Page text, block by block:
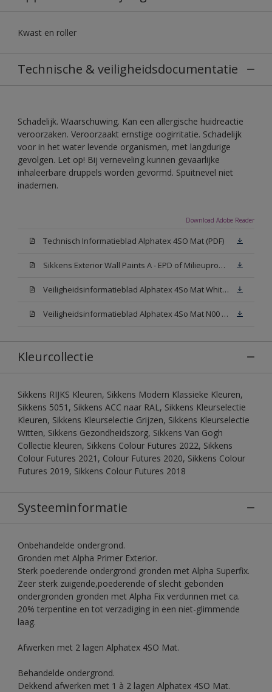
Kwast en roller
Technische & veiligheidsdocumentatie
Schadelijk. Waarschuwing. Kan een allergische huidreactie
veroorzaken. Veroorzaakt ernstige oogirritatie. Schadelijk
voor in het water levende organismen, met langdurige
gevolgen. Let op! Bij verneveling kunnen gevaarlijke
inhaleerbare druppels worden gevormd. Spuitnevel niet
inademen.
Download Adobe Reader
Technisch Informatieblad Alphatex 4SO Mat (PDF)
Sikkens Exterior Wall Paints A - EPD of Milieuproductverklaring
Veiligheidsinformatieblad Alphatex 4So Mat White W05 (MSDS)
Veiligheidsinformatieblad Alphatex 4So Mat N00 (MSDS)
Kleurcollectie
Sikkens RIJKS Kleuren, Sikkens Modern Klassieke Kleuren,
Sikkens 5051, Sikkens ACC naar RAL, Sikkens Kleurselectie
Kleuren, Sikkens Kleurselectie Grijzen, Sikkens Kleurselectie
Witten, Sikkens Gezondheidszorg, Sikkens Van Gogh
Collectie kleuren, Sikkens Colour Futures 2022, Sikkens
Colour Futures 2021, Colour Futures 2020, Sikkens Colour
Futures 2019, Sikkens Colour Futures 2018
Systeeminformatie
Onbehandelde ondergrond.
Gronden met Alpha Primer Exterior.
Sterk poederende ondergrond gronden met Alpha Superfix.
Zeer sterk zuigende,poederende of slecht gebonden
ondergronden gronden met Alpha Fix verdunnen met ca.
20% terpentine en tot verzadiging in een niet-glimmende
laag.
Afwerken met 2 lagen Alphatex 4SO Mat.
Behandelde ondergrond.
Dekkend afwerken met 1 à 2 lagen Alphatex 4SO Mat.